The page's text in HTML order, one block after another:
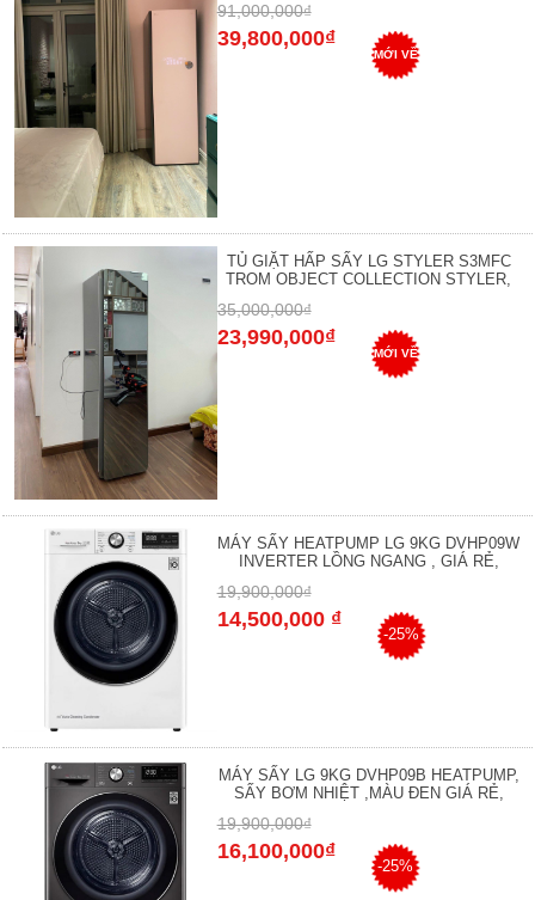
91,000,000₫
39,800,000₫
MỚI VỀ
TỦ GIẶT HẤP SẤY LG STYLER S3MFC
TROM OBJECT COLLECTION STYLER,
35,000,000₫
23,990,000₫
MỚI VỀ
MÁY SẤY HEATPUMP LG 9KG DVHP09W
INVERTER LỒNG NGANG , GIÁ RẺ,
19,900,000₫
14,500,000 ₫
-25%
MÁY SẤY LG 9KG DVHP09B HEATPUMP,
SẤY BƠM NHIỆT ,MÀU ĐEN GIÁ RẺ,
19,900,000₫
16,100,000₫
-25%